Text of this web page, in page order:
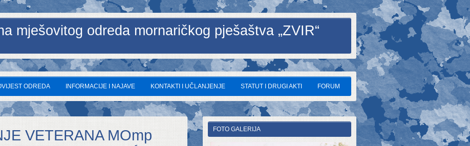
mješovitog odreda mornaričkog pješaštva „ZVIR“
ODREDA INFORMACIJE I NAJAVE KONTAKTI I UČLANJENJE STATUT I DRUGI AKTI FORUM
VETERANA MOmp
FOTO GALERIJA